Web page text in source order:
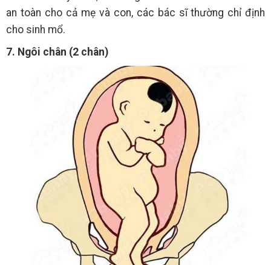
an toàn cho cả mẹ và con, các bác sĩ thường chỉ định
cho sinh mổ.
7. Ngôi chân (2 chân)